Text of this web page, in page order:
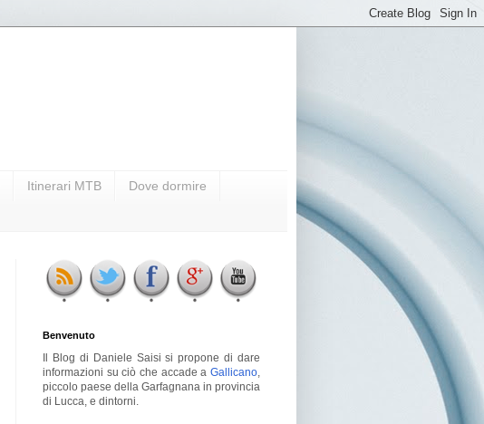
Itinerari MTB Dove dormire
Benvenuto
Il Blog di Daniele Saisi si propone di dare
informazioni su ciò che accade a Gallicano
piccolo paese della Garfagnana in provincia
di Lucca, e dintorni.